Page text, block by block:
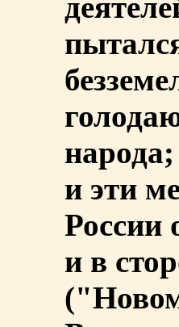
и эти
России
и в